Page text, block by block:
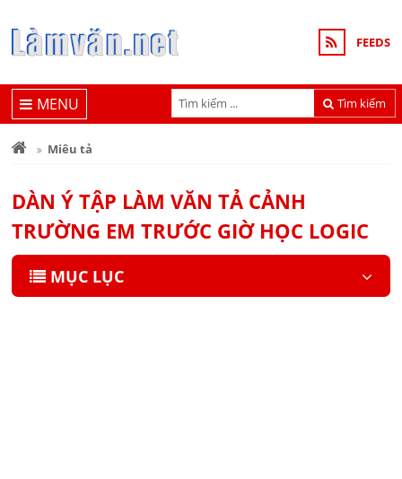
FEEDS
Tìm kiếm
MENU
Miêu tả
DÀN Ý TẬP LÀM VĂN TẢ CẢNH
TRƯỜNG EM TRƯỚC GIỜ HỌC LOGIC
MỤC LỤC